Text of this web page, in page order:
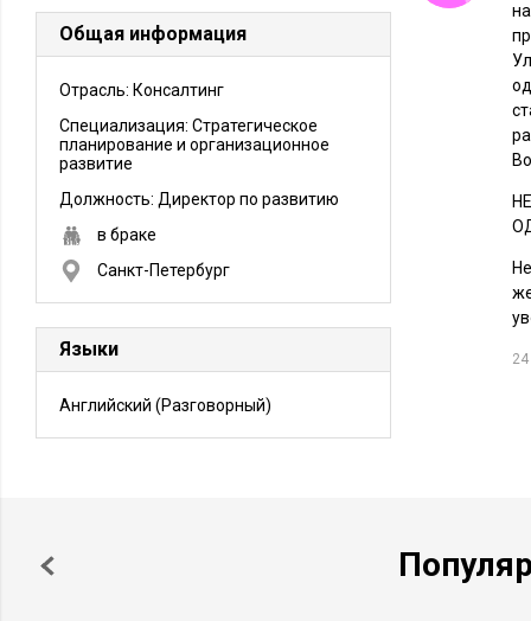
Общая информация
Отрасль: Консалтинг
Специализация: Стратегическое
планирование и организационное
развитие
Должность: Директор по развитию
в браке
Санкт-Петербург
Языки
Английский (Разговорный)